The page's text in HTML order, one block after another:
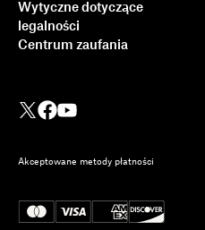
Wytyczne dotyczące
legalności
Centrum zaufania
Akceptowane metody płatności